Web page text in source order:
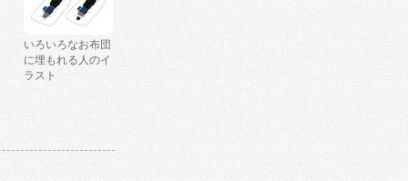
いろいろなお布団
に埋もれる人のイ
ラスト